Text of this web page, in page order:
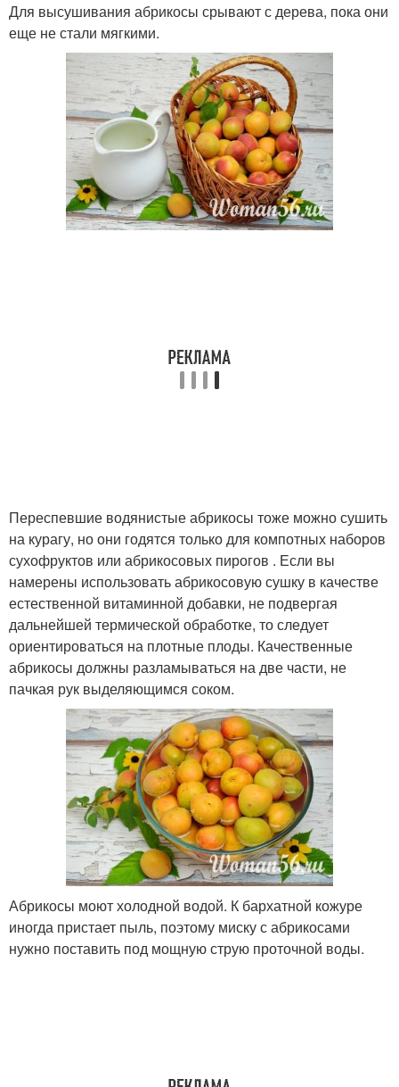
Для высушивания абрикосы срывают с дерева, пока они
еще не стали мягкими.
Переспевшие водянистые абрикосы тоже можно сушить
на курагу, но они годятся только для компотных наборов
сухофруктов или абрикосовых пирогов . Если вы
намерены использовать абрикосовую сушку в качестве
естественной витаминной добавки, не подвергая
дальнейшей термической обработке, то следует
ориентироваться на плотные плоды. Качественные
абрикосы должны разламываться на две части, не
пачкая рук выделяющимся соком.
Абрикосы моют холодной водой. К бархатной кожуре
иногда пристает пыль, поэтому миску с абрикосами
нужно поставить под мощную струю проточной воды.